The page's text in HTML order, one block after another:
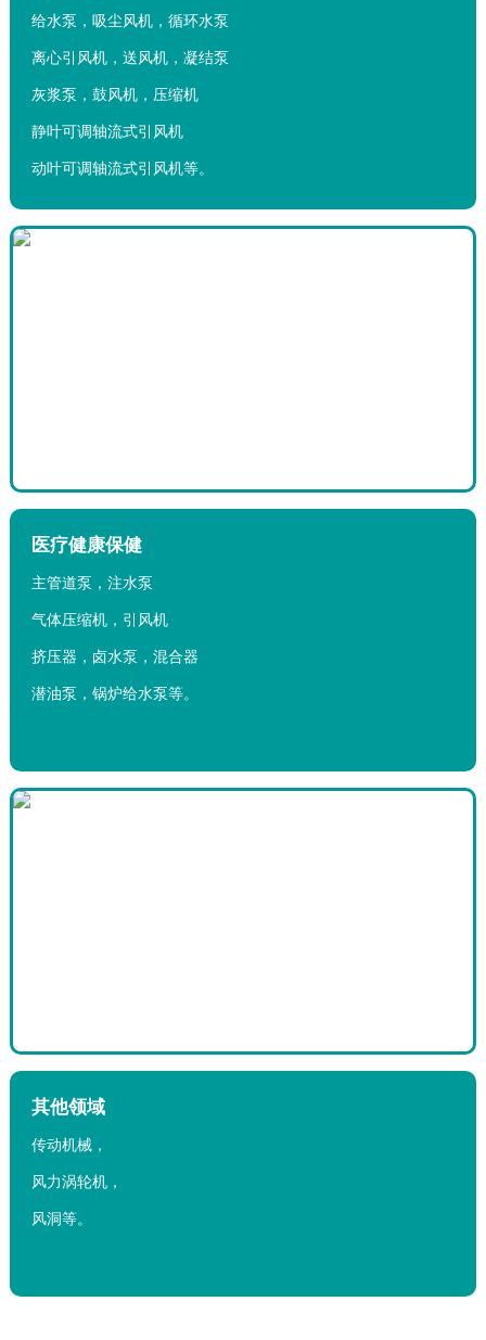
给水泵，吸尘风机，循环水泵
离心引风机，送风机，凝结泵
灰浆泵，鼓风机，压缩机
静叶可调轴流式引风机
动叶可调轴流式引风机等。
医疗健康保健
主管道泵，注水泵
气体压缩机，引风机
挤压器，卤水泵，混合器
潜油泵，锅炉给水泵等。
其他领域
传动机械，
风力涡轮机，
风洞等。